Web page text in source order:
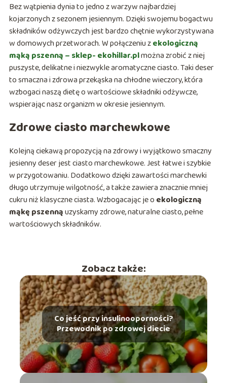
Bez wątpienia dynia to jedno z warzyw najbardziej
kojarzonych z sezonem jesiennym. Dzięki swojemu bogactwu
składników odżywczych jest bardzo chętnie wykorzystywana
w domowych przetworach. W połączeniu zekologiczną
mąką pszenną – sklep- ekohillar.plmożna zrobić z niej
puszyste, delikatne i niezwykle aromatyczne ciasto. Taki deser
to smaczna i zdrowa przekąska na chłodne wieczory, która
wzbogaci naszą dietę o wartościowe składniki odżywcze,
wspierając nasz organizm w okresie jesiennym.
Zdrowe ciasto marchewkowe
Kolejną ciekawą propozycją na zdrowy i wyjątkowo smaczny
jesienny deser jest ciasto marchewkowe. Jest łatwe i szybkie
w przygotowaniu. Dodatkowo dzięki zawartości marchewki
długo utrzymuje wilgotność, a także zawiera znacznie mniej
cukru niż klasyczne ciasta. Wzbogacając je o ekologiczną
mąkę pszennąuzyskamy zdrowe, naturalne ciasto, pełne
wartościowych składników.
Zobacz także:
Co jeść przy insulinooporności?
Przewodnik po zdrowej diecie